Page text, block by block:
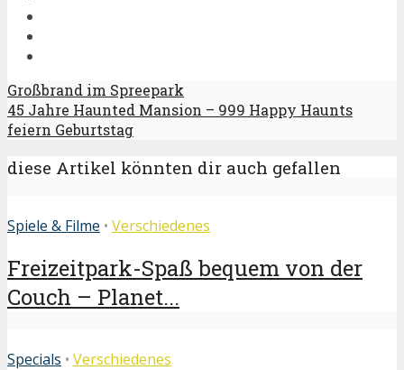
Großbrand im Spreepark
45 Jahre Haunted Mansion – 999 Happy Haunts
feiern Geburtstag
diese Artikel könnten dir auch gefallen
Spiele & Filme • Verschiedenes
Freizeitpark-Spaß bequem von der
Couch – Planet...
Specials • Verschiedenes